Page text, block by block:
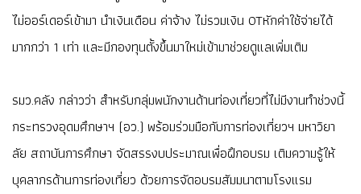
ไม่ออร์เดอร์เข้ามา นำเงินเดือน ค่าจ้าง ไม่รวมเงิน OTหักค่าใช้จ่ายได้
มากกว่า 1 เท่า และมีกองทุนตั้งขึ้นมาใหม่เข้ามาช่วยดูแลเพิ่มเติม
รมว.คลัง กล่าวว่า สำหรับกลุ่มพนักงานด้านท่องเที่ยวที่ไม่มีงานทำช่วงนี้
กระทรวงอุดมศึกษาฯ (อว.) พร้อมร่วมมือกับการท่องเที่ยวฯ มหาวิยา
ลัย สถาบันการศึกษา จัดสรรงบประมาณเพื่อฝึกอบรม เติมความรู้ให้
บุคลากรด้านการท่องเที่ยว ด้วยการจัดอบรมสัมมนาตามโรงแรม